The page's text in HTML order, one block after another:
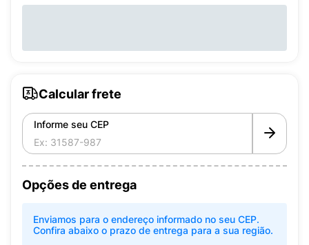
Calcular frete
Informe seu CEP
Opções de entrega
Enviamos para o endereço informado no seu CEP.
Confira abaixo o prazo de entrega para a sua região.